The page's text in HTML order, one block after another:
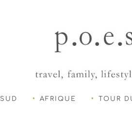
AFRIQUE TOUR